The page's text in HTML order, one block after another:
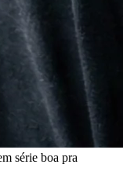
série boa pra